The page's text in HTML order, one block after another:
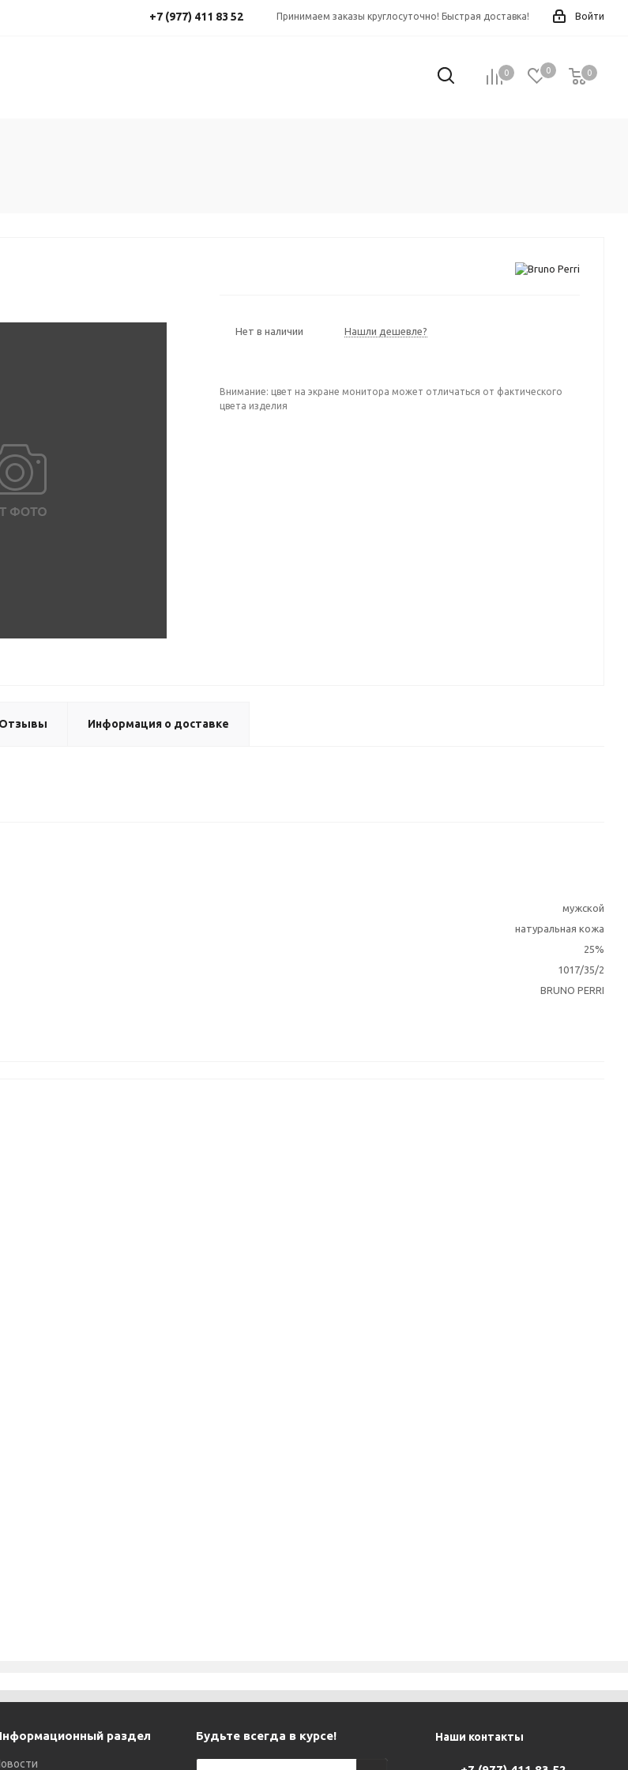
Войти
Принимаем заказы круглосуточно! Быстрая доставка!
+7 (977) 411 83 52
0 0 0
0
Нет в наличии Нашли дешевле?
Внимание: цвет на экране монитора может отличаться от фактического
цвета изделия
Отзывы Информация о доставке
мужской
натуральная кожа
25%
1017/35/2
BRUNO PERRI
раздел Будьте всегда в курсе! Наши контакты